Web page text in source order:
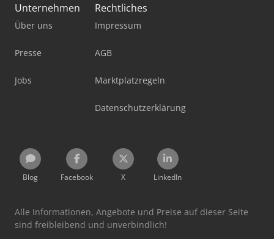
Unternehmen
Über uns
Presse
Jobs
Rechtliches
Impressum
AGB
Marktplatzregeln
Datenschutzerklärung
Blog Facebook X LinkedIn
Alle Informationen, Angebote und Preise auf dieser Seite
sind freibleibend und unverbindlich!